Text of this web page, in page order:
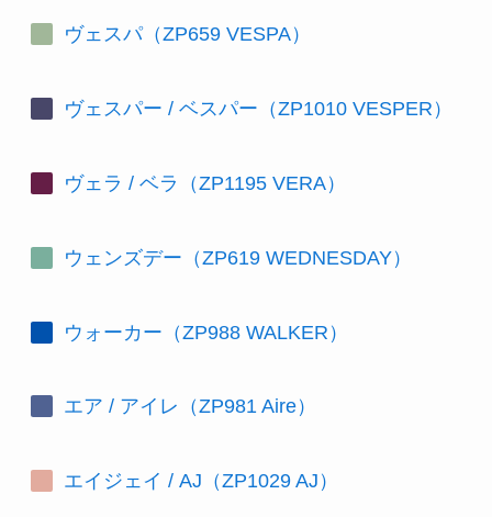
ヴェスパ（ZP659 VESPA）
ヴェスパー / ベスパー（ZP1010 VESPER）
ヴェラ / ベラ（ZP1195 VERA）
ウェンズデー（ZP619 WEDNESDAY）
ウォーカー（ZP988 WALKER）
エア / アイレ（ZP981 Aire）
エイジェイ / AJ（ZP1029 AJ）